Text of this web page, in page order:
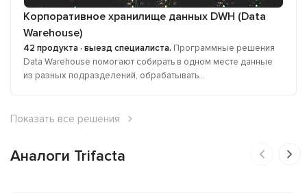
Корпоративное хранилище данных DWH (Data
Warehouse)
42 продукта · выезд специалиста. Программные решения
Data Warehouse помогают собирать в одном месте данные
из разных подразделений, обрабатывать...
Показать все решения
Аналоги Trifacta